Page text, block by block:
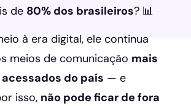
de 80% dos brasileiros? 📊
à era digital, ele continua
meios de comunicação mais
do país — e
isso, não pode ficar de fora